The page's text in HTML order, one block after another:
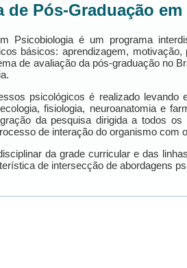
de Pós-Graduação
Psicobiologia é um programa
básicos: aprendizagem,
de avaliação da pós-graduação no
psicológicos é realizado levando
fisiologia, neuroanatomia e
da pesquisa dirigida a todos
de interação do organismo com
da grade curricular e das
de intersecção de abordagens